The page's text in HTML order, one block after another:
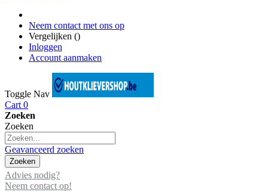
Neem contact met ons op
Vergelijken ()
Inloggen
Account aanmaken
Toggle Nav
Cart 0
Zoeken
Zoeken
Geavanceerd zoeken
Zoeken
Advies nodig?
Neem contact op!